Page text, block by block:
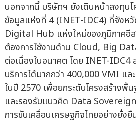
นอกจากนี้ บริษัทฯ ยังเดินหน้าลงทุน
ข้อมูลแห่งที่ 4 (INET-IDC4) ที่จังห
Digital Hub แห่งใหม่ของภูมิภาคอี
ต้องการใช้งานด้าน Cloud, Big
ต่อเนื่องในอนาคต โดย INET-IDC4
บริการได้มากกว่า 400,000 VMI แล
ในปี 2570 เพื่อยกระดับโครงสร้างพื้
และรองรับแนวคิด Data
การขับเคลื่อนเศรษฐกิจไทยอย่างยั่ง